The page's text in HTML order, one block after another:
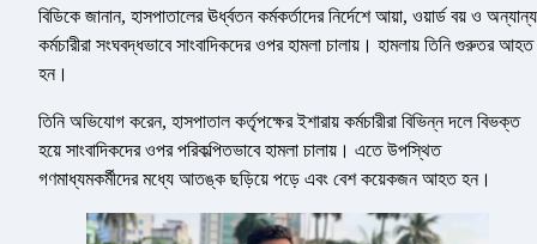
বিডিকে জানান, হাসপাতালের ঊর্ধ্বতন কর্মকর্তাদের নির্দেশে আয়া, ওয়ার্ড বয় ও অন্যান্য
কর্মচারীরা সংঘবদ্ধভাবে সাংবাদিকদের ওপর হামলা চালায়। হামলায় তিনি গুরুতর আহত
হন।
তিনি অভিযোগ করেন, হাসপাতাল কর্তৃপক্ষের ইশারায় কর্মচারীরা বিভিন্ন দলে বিভক্ত
হয়ে সাংবাদিকদের ওপর পরিকল্পিতভাবে হামলা চালায়। এতে উপস্থিত
গণমাধ্যমকর্মীদের মধ্যে আতঙ্ক ছড়িয়ে পড়ে এবং বেশ কয়েকজন আহত হন।